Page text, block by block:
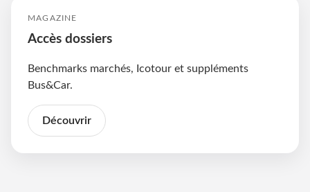
MAGAZINE
Accès dossiers
Benchmarks marchés, Icotour et suppléments
Bus&Car.
Découvrir